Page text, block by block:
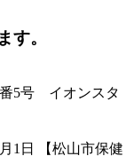
す。
番5号 イオンスタ
1日 【松山市保健